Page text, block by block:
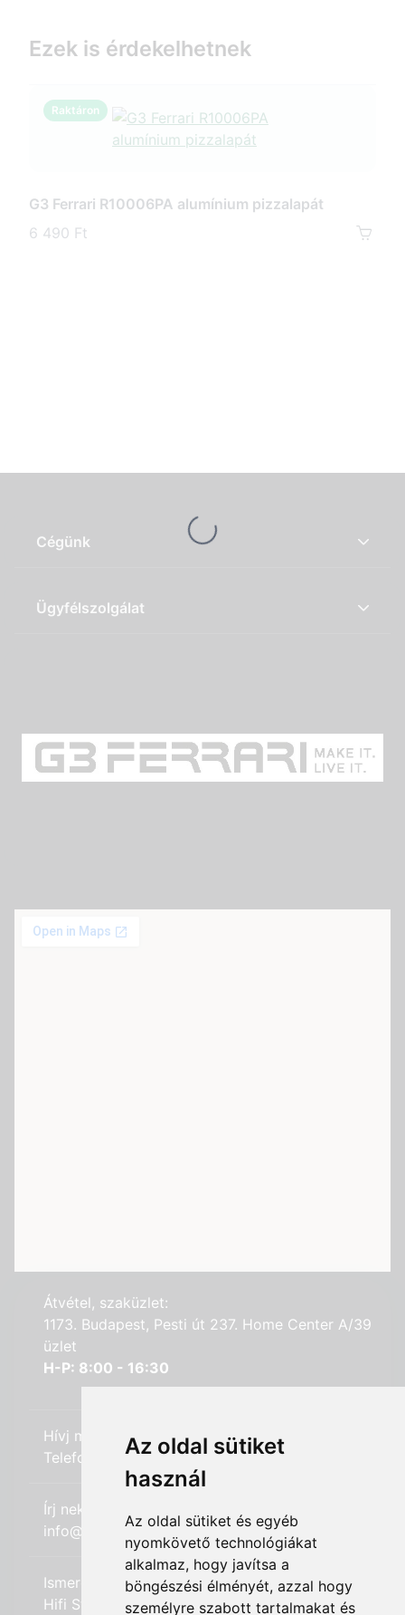
Az oldal sütiket
használ
Az oldal sütiket és egyéb
nyomkövető technológiákat
alkalmaz, hogy javítsa a
böngészési élményét, azzal hogy
személyre szabott tartalmakat és
Ezek is érdekelhetnek
Raktáron
G3 Ferrari R10006PA alumínium pizzalapát
6 490 Ft
Loading...
Cégünk
Ügyfélszolgálat
Átvétel, szaküzlet:
1173. Budapest, Pesti út 237. Home Center A/39
üzlet
H-P: 8:00 - 16:30
Hívj minket:
Telefon: +36 (20) 989-7969
Írj nekünk:
info@hifi-station.hu
Ismerd meg cégünket:
Hifi Station Kft.